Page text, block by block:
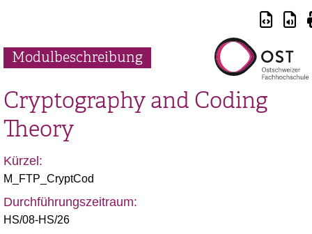
Modulbeschreibung
Cryptography and Coding
Theory
Kürzel:
M_FTP_CryptCod
Durchführungszeitraum:
HS/08-HS/26